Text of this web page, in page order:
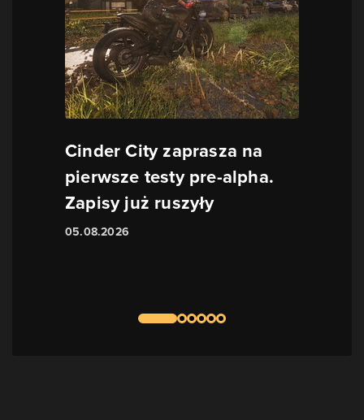
Cinder City zaprasza na
pierwsze testy pre-alpha.
Zapisy już ruszyły
05.08.2026